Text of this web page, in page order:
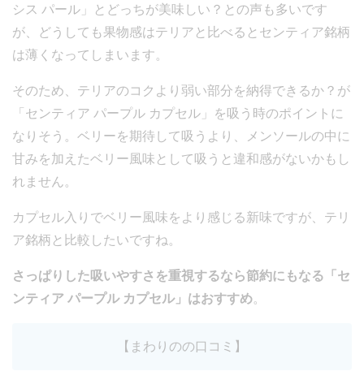
シス パール」とどっちが美味しい？との声も多いです
が、どうしても果物感はテリアと比べるとセンティア銘柄
は薄くなってしまいます。
そのため、テリアのコクより弱い部分を納得できるか？が
「センティア パープル カプセル」を吸う時のポイントに
なりそう。ベリーを期待して吸うより、メンソールの中に
甘みを加えたベリー風味として吸うと違和感がないかもし
れません。
カプセル入りでベリー風味をより感じる新味ですが、テリ
ア銘柄と比較したいですね。
さっぱりした吸いやすさを重視するなら節約にもなる「セ
ンティア パープル カプセル」はおすすめ。
【まわりのの口コミ】